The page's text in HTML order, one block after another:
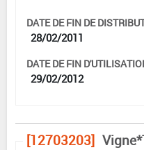
DATE DE FIN DE
28/02/2011
DATE DE FIN
29/02/2012
[12703203]